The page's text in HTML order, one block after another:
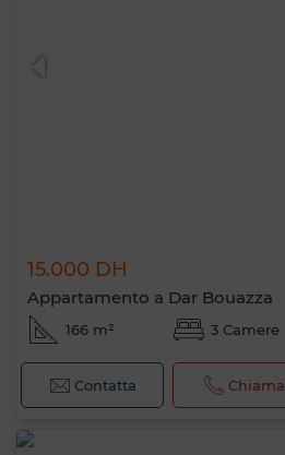
15.000 DH
Appartamento a Dar Bouazza
166 m² 3 Camere
Contatta Chiama